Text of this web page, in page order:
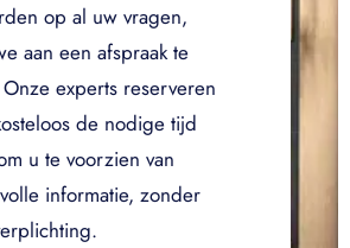
op al uw vragen,
aan een afspraak te
experts reserveren
de nodige tijd
u te voorzien van
informatie, zonder